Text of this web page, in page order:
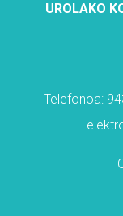
UROLAKO
Telefonoa: